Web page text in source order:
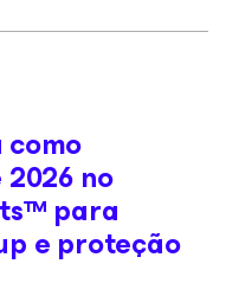
no
para
e proteção